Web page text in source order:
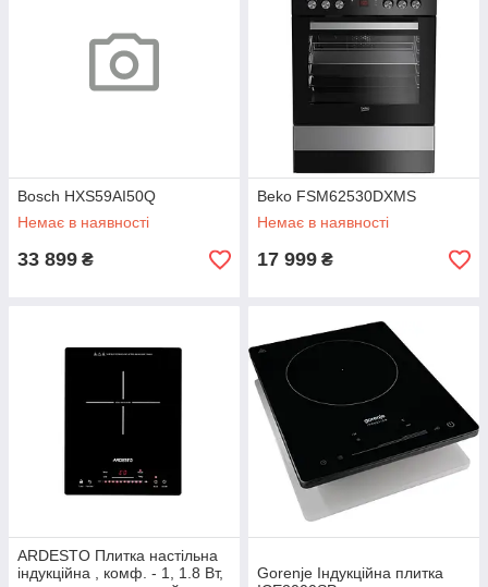
Bosch HXS59AI50Q
Немає в наявності
33 899 ₴
Beko FSM62530DXMS
Немає в наявності
17 999 ₴
ARDESTO Плитка настільна
індукційна , комф. - 1, 1.8 Вт,
Gorenje Індукційна плитка